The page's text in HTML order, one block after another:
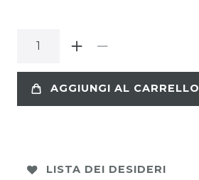
AGGIUNGI AL CARRELLO
LISTA DEI DESIDERI